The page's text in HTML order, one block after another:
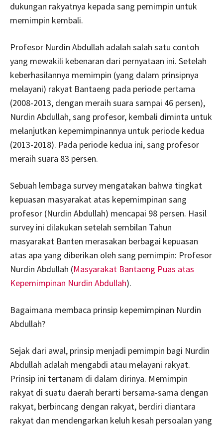
dukungan rakyatnya kepada sang pemimpin untuk
memimpin kembali.
Profesor Nurdin Abdullah adalah salah satu contoh
yang mewakili kebenaran dari pernyataan ini. Setelah
keberhasilannya memimpin (yang dalam prinsipnya
melayani) rakyat Bantaeng pada periode pertama
(2008-2013, dengan meraih suara sampai 46 persen),
Nurdin Abdullah, sang profesor, kembali diminta untuk
melanjutkan kepemimpinannya untuk periode kedua
(2013-2018). Pada periode kedua ini, sang profesor
meraih suara 83 persen.
Sebuah lembaga survey mengatakan bahwa tingkat
kepuasan masyarakat atas kepemimpinan sang
profesor (Nurdin Abdullah) mencapai 98 persen. Hasil
survey ini dilakukan setelah sembilan Tahun
masyarakat Banten merasakan berbagai kepuasan
atas apa yang diberikan oleh sang pemimpin: Profesor
Nurdin Abdullah (Masyarakat Bantaeng Puas atas
Kepemimpinan Nurdin Abdullah).
Bagaimana membaca prinsip kepemimpinan Nurdin
Abdullah?
Sejak dari awal, prinsip menjadi pemimpin bagi Nurdin
Abdullah adalah mengabdi atau melayani rakyat.
Prinsip ini tertanam di dalam dirinya. Memimpin
rakyat di suatu daerah berarti bersama-sama dengan
rakyat, berbincang dengan rakyat, berdiri diantara
rakyat dan mendengarkan keluh kesah persoalan yang